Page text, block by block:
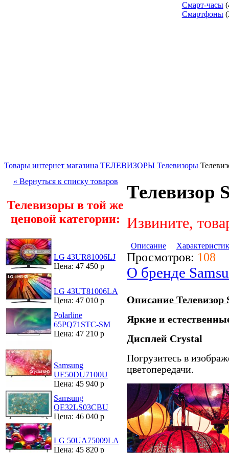
Смарт-часы
Смартфоны
Товары интернет магазина ТЕЛЕВИЗОРЫ Телевизоры
« Вернуться к списку товаров
Телевизоры в той же
ценовой категории:
LG 43UR81006LJ
Цена: 47 450 р
LG 43UT81006LA
Цена: 47 010 р
Polarline
65PQ71STC-SM
Цена: 47 210 р
Samsung
UE50DU7100U
Цена: 45 940 р
Samsung
QE32LS03CBU
Цена: 46 040 р
LG 50UA75009LA
Цена: 45 820 р
Телевизор
Извините,
Описание
Просмотров: 108
О бренде
Описание Телевизор
Яркие и
Дисплей Crystal
Погрузитесь в
цветопередачи.